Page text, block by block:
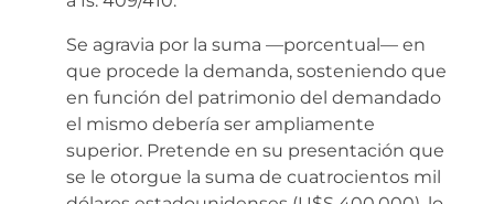
Se agravia por la suma —porcentual— en
que procede la demanda, sosteniendo que
en función del patrimonio del demandado
el mismo debería ser ampliamente
superior. Pretende en su presentación que
se le otorgue la suma de cuatrocientos mil